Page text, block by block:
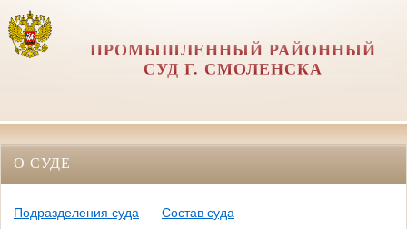
ПРОМЫШЛЕННЫЙ РАЙОННЫЙ
СУД Г. СМОЛЕНСКА
О СУДЕ
Подразделения суда Состав суда